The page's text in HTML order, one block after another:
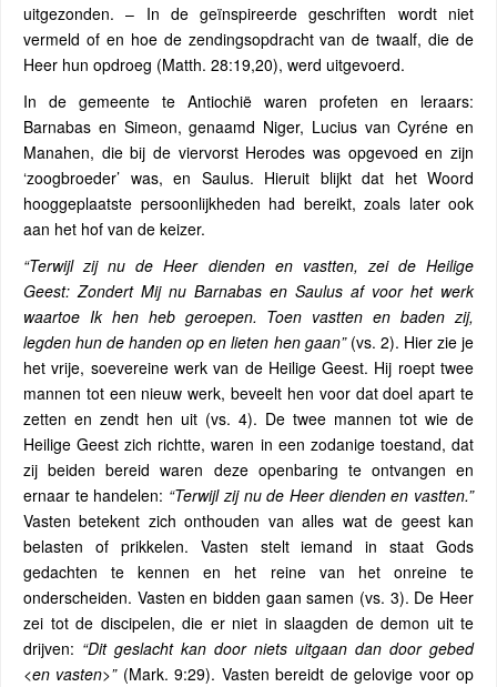
uitgezonden. – In de geïnspireerde geschriften wordt niet
vermeld of en hoe de zendingsopdracht van de twaalf, die de
Heer hun opdroeg (Matth. 28:19,20), werd uitgevoerd.
In de gemeente te Antiochië waren profeten en leraars:
Barnabas en Simeon, genaamd Niger, Lucius van Cyréne en
Manahen, die bij de viervorst Herodes was opgevoed en zijn
‘zoogbroeder’ was, en Saulus. Hieruit blijkt dat het Woord
hooggeplaatste persoonlijkheden had bereikt, zoals later ook
aan het hof van de keizer.
“Terwijl zij nu de Heer dienden en vastten, zei de Heilige
Geest: Zondert Mij nu Barnabas en Saulus af voor het werk
waartoe Ik hen heb geroepen. Toen vastten en baden zij,
legden hun de handen op en lieten hen gaan”(vs. 2). Hier zie je
het vrije, soevereine werk van de Heilige Geest. Hij roept twee
mannen tot een nieuw werk, beveelt hen voor dat doel apart te
zetten en zendt hen uit (vs. 4). De twee mannen tot wie de
Heilige Geest zich richtte, waren in een zodanige toestand, dat
zij beiden bereid waren deze openbaring te ontvangen en
ernaar te handelen: “Terwijl zij nu de Heer dienden en vastten.”
Vasten betekent zich onthouden van alles wat de geest kan
belasten of prikkelen. Vasten stelt iemand in staat Gods
gedachten te kennen en het reine van het onreine te
onderscheiden. Vasten en bidden gaan samen (vs. 3). De Heer
zei tot de discipelen, die er niet in slaagden de demon uit te
drijven: “Dit geslacht kan door niets uitgaan dan door gebed
<en vasten>”(Mark. 9:29). Vasten bereidt de gelovige voor op